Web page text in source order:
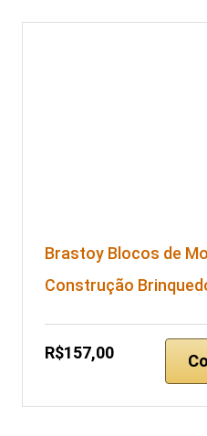
Brastoy Blocos de
Construção
R$157,00